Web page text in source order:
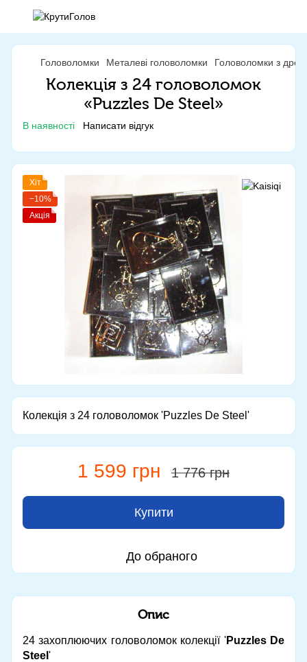
Головоломки Металеві головоломки Головоломки з
Колекція з 24 головоломок
«Puzzles De Steel»
В наявності Написати відгук
Хіт
−10%
Акція
Колекція з 24 головоломок 'Puzzles De Steel'
1 599 грн 1 776 грн
Купити
До обраного
Опис
24 захоплюючих головоломок колекції 'Puzzles De
Steel '